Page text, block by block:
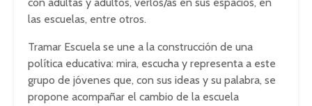
con adultas y adultos, verlos/as en sus espacios, en
las escuelas, entre otros.
Tramar Escuela se une a la construcción de una
política educativa: mira, escucha y representa a este
grupo de jóvenes que, con sus ideas y su palabra, se
propone acompañar el cambio de la escuela